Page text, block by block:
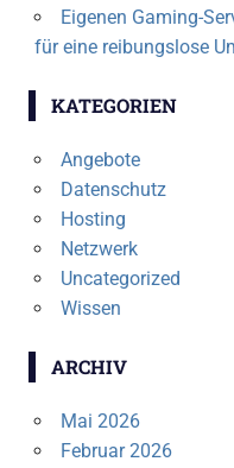
Eigenen Gaming-
für eine reibungslose
KATEGORIEN
Angebote
Datenschutz
Hosting
Netzwerk
Uncategorized
Wissen
ARCHIV
Mai 2026
Februar 2026